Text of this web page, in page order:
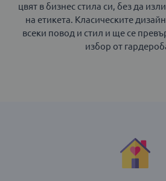
цвят в бизнес стила си, без да
на етикета. Класическите
всеки повод и стил и ще се
избор от